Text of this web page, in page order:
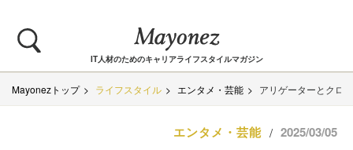
IT人材のためのキャリアライフスタイルマガジン
Mayonezトップ ライフスタイル エンタメ・芸能 アリゲーターとクロ
エンタメ・芸能 / 2025/03/05